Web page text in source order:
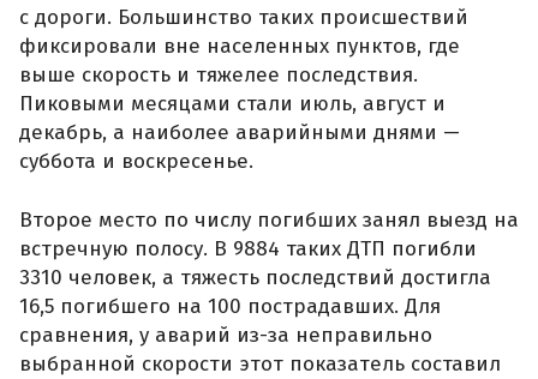
с дороги. Большинство таких происшествий
фиксировали вне населенных пунктов, где
выше скорость и тяжелее последствия.
Пиковыми месяцами стали июль, август и
декабрь, а наиболее аварийными днями —
суббота и воскресенье.
Второе место по числу погибших занял выезд на
встречную полосу. В 9884 таких ДТП погибли
3310 человек, а тяжесть последствий достигла
16,5 погибшего на 100 пострадавших. Для
сравнения, у аварий из-за неправильно
выбранной скорости этот показатель составил